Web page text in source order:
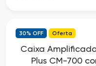
30% OFF Oferta
Caixa
Plus CM-700